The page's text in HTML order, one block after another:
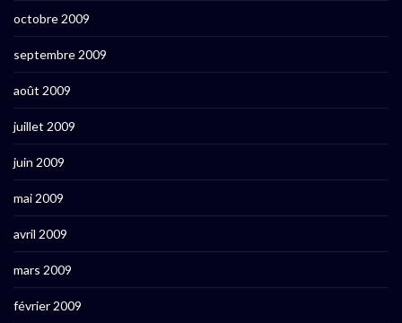
octobre 2009
septembre 2009
août 2009
juillet 2009
juin 2009
mai 2009
avril 2009
mars 2009
février 2009